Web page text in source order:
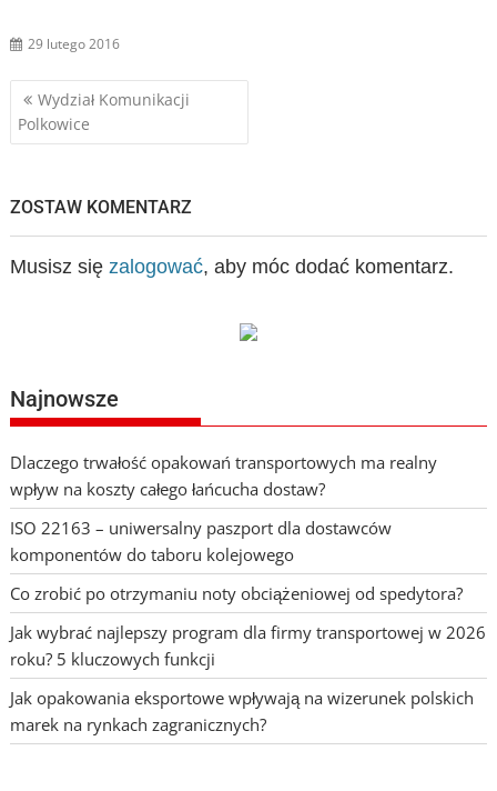
29 lutego 2016
Nawigacja
wpisu
Wydział Komunikacji
Polkowice
ZOSTAW KOMENTARZ
Musisz się zalogować, aby móc dodać komentarz.
Najnowsze
Dlaczego trwałość opakowań transportowych ma realny
wpływ na koszty całego łańcucha dostaw?
ISO 22163 – uniwersalny paszport dla dostawców
komponentów do taboru kolejowego
Co zrobić po otrzymaniu noty obciążeniowej od spedytora?
Jak wybrać najlepszy program dla firmy transportowej w 2026
roku? 5 kluczowych funkcji
Jak opakowania eksportowe wpływają na wizerunek polskich
marek na rynkach zagranicznych?